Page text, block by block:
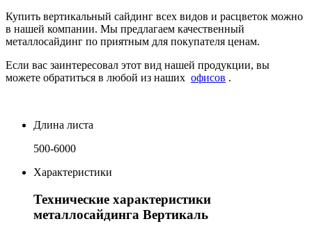
Купить вертикальный сайдинг всех видов и расцветок можно
в нашей компании. Мы предлагаем качественный
металлосайдинг по приятным для покупателя ценам.
Если вас заинтересовал этот вид нашей продукции, вы
можете обратиться в любой из наших офисов .
Длина листа
500-6000
Характеристики
Технические характеристики
металлосайдинга Вертикаль